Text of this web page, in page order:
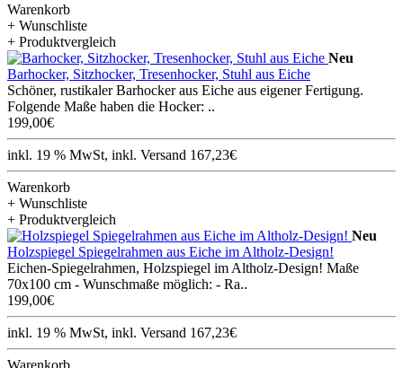
Warenkorb
+ Wunschliste
+ Produktvergleich
Neu
Barhocker, Sitzhocker, Tresenhocker, Stuhl aus Eiche
Schöner, rustikaler Barhocker aus Eiche aus eigener Fertigung.
Folgende Maße haben die Hocker: ..
199,00€
inkl. 19 % MwSt, inkl. Versand 167,23€
Warenkorb
+ Wunschliste
+ Produktvergleich
Neu
Holzspiegel Spiegelrahmen aus Eiche im Altholz-Design!
Eichen-Spiegelrahmen, Holzspiegel im Altholz-Design! Maße
70x100 cm - Wunschmaße möglich: - Ra..
199,00€
inkl. 19 % MwSt, inkl. Versand 167,23€
Warenkorb